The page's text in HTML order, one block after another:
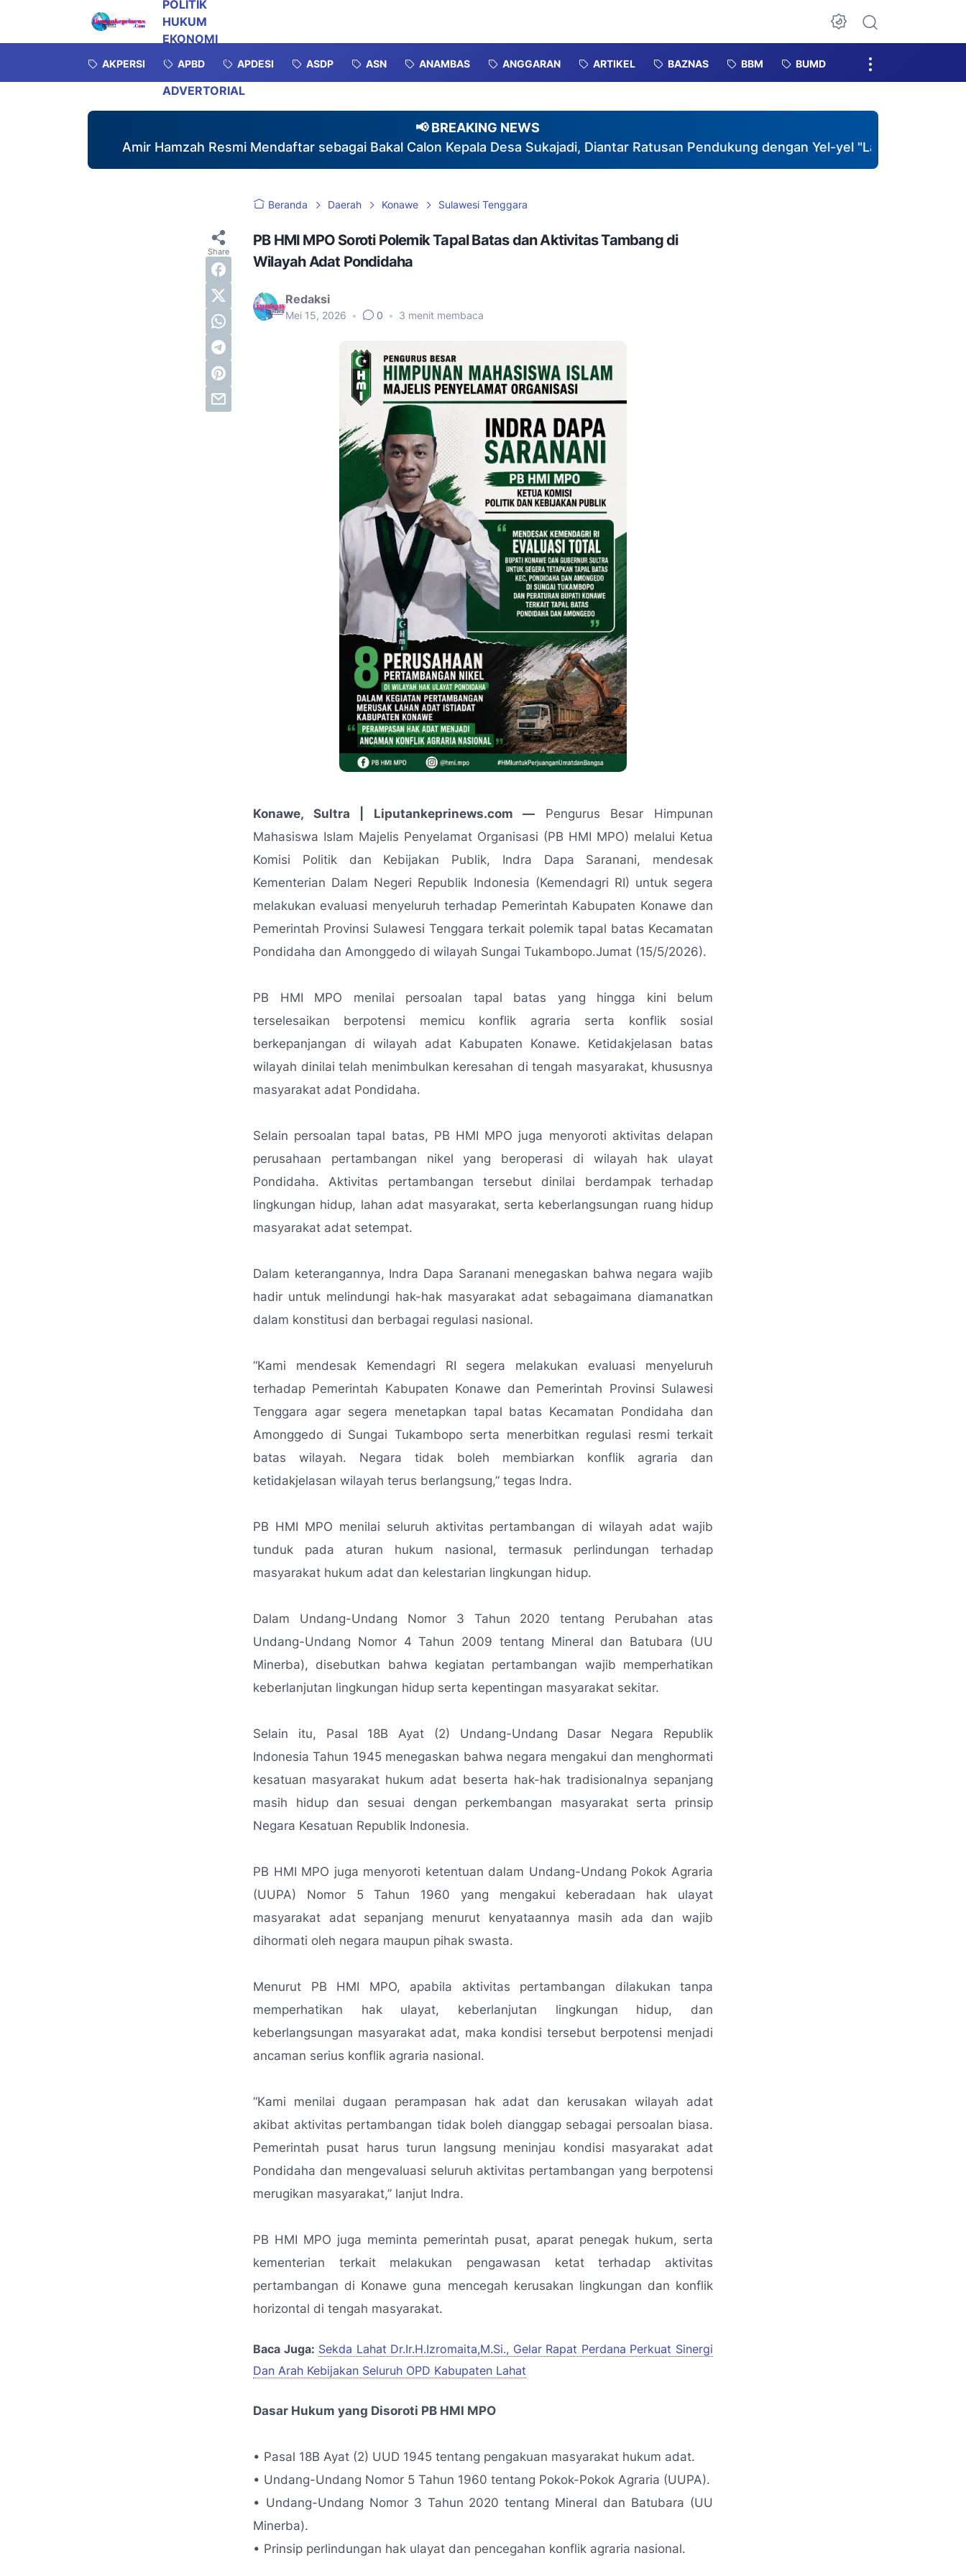
POLITIK
HUKUM
EKONOMI
INVESTIGASI
OPINI
ADVERTORIAL
Dark Mode
AKPERSI APBD APDESI ASDP ASN ANAMBAS ANGGARAN ARTIKEL BAZNAS BBM BUMD
📢 BREAKING NEWS
Amir Hamzah Resmi Mendaftar sebagai Bakal Calon Kepala Desa Sukajadi, Diantar Ratusan Pendukung dengan Yel-yel "Lanjutkan"
Beranda Daerah Konawe Sulawesi Tenggara
PB HMI MPO Soroti Polemik Tapal Batas dan Aktivitas Tambang di
Wilayah Adat Pondidaha
Redaksi
Mei 15, 2026 • 0 • 3 menit membaca
Konawe, Sultra | Liputankeprinews.com — Pengurus Besar Himpunan
Mahasiswa Islam Majelis Penyelamat Organisasi (PB HMI MPO) melalui Ketua
Komisi Politik dan Kebijakan Publik, Indra Dapa Saranani, mendesak
Kementerian Dalam Negeri Republik Indonesia (Kemendagri RI) untuk segera
melakukan evaluasi menyeluruh terhadap Pemerintah Kabupaten Konawe dan
Pemerintah Provinsi Sulawesi Tenggara terkait polemik tapal batas Kecamatan
Pondidaha dan Amonggedo di wilayah Sungai Tukambopo.Jumat (15/5/2026).
PB HMI MPO menilai persoalan tapal batas yang hingga kini belum
terselesaikan berpotensi memicu konflik agraria serta konflik sosial
berkepanjangan di wilayah adat Kabupaten Konawe. Ketidakjelasan batas
wilayah dinilai telah menimbulkan keresahan di tengah masyarakat, khususnya
masyarakat adat Pondidaha.
Selain persoalan tapal batas, PB HMI MPO juga menyoroti aktivitas delapan
perusahaan pertambangan nikel yang beroperasi di wilayah hak ulayat
Pondidaha. Aktivitas pertambangan tersebut dinilai berdampak terhadap
lingkungan hidup, lahan adat masyarakat, serta keberlangsungan ruang hidup
masyarakat adat setempat.
Dalam keterangannya, Indra Dapa Saranani menegaskan bahwa negara wajib
hadir untuk melindungi hak-hak masyarakat adat sebagaimana diamanatkan
dalam konstitusi dan berbagai regulasi nasional.
“Kami mendesak Kemendagri RI segera melakukan evaluasi menyeluruh
terhadap Pemerintah Kabupaten Konawe dan Pemerintah Provinsi Sulawesi
Tenggara agar segera menetapkan tapal batas Kecamatan Pondidaha dan
Amonggedo di Sungai Tukambopo serta menerbitkan regulasi resmi terkait
batas wilayah. Negara tidak boleh membiarkan konflik agraria dan
ketidakjelasan wilayah terus berlangsung,” tegas Indra.
PB HMI MPO menilai seluruh aktivitas pertambangan di wilayah adat wajib
tunduk pada aturan hukum nasional, termasuk perlindungan terhadap
masyarakat hukum adat dan kelestarian lingkungan hidup.
Dalam Undang-Undang Nomor 3 Tahun 2020 tentang Perubahan atas
Undang-Undang Nomor 4 Tahun 2009 tentang Mineral dan Batubara (UU
Minerba), disebutkan bahwa kegiatan pertambangan wajib memperhatikan
keberlanjutan lingkungan hidup serta kepentingan masyarakat sekitar.
Selain itu, Pasal 18B Ayat (2) Undang-Undang Dasar Negara Republik
Indonesia Tahun 1945 menegaskan bahwa negara mengakui dan menghormati
kesatuan masyarakat hukum adat beserta hak-hak tradisionalnya sepanjang
masih hidup dan sesuai dengan perkembangan masyarakat serta prinsip
Negara Kesatuan Republik Indonesia.
PB HMI MPO juga menyoroti ketentuan dalam Undang-Undang Pokok Agraria
(UUPA) Nomor 5 Tahun 1960 yang mengakui keberadaan hak ulayat
masyarakat adat sepanjang menurut kenyataannya masih ada dan wajib
dihormati oleh negara maupun pihak swasta.
Menurut PB HMI MPO, apabila aktivitas pertambangan dilakukan tanpa
memperhatikan hak ulayat, keberlanjutan lingkungan hidup, dan
keberlangsungan masyarakat adat, maka kondisi tersebut berpotensi menjadi
ancaman serius konflik agraria nasional.
“Kami menilai dugaan perampasan hak adat dan kerusakan wilayah adat
akibat aktivitas pertambangan tidak boleh dianggap sebagai persoalan biasa.
Pemerintah pusat harus turun langsung meninjau kondisi masyarakat adat
Pondidaha dan mengevaluasi seluruh aktivitas pertambangan yang berpotensi
merugikan masyarakat,” lanjut Indra.
PB HMI MPO juga meminta pemerintah pusat, aparat penegak hukum, serta
kementerian terkait melakukan pengawasan ketat terhadap aktivitas
pertambangan di Konawe guna mencegah kerusakan lingkungan dan konflik
horizontal di tengah masyarakat.
Baca Juga: Sekda Lahat Dr.Ir.H.Izromaita,M.Si., Gelar Rapat Perdana Perkuat Sinergi
Dan Arah Kebijakan Seluruh OPD Kabupaten Lahat
Dasar Hukum yang Disoroti PB HMI MPO
• Pasal 18B Ayat (2) UUD 1945 tentang pengakuan masyarakat hukum adat.
• Undang-Undang Nomor 5 Tahun 1960 tentang Pokok-Pokok Agraria (UUPA).
• Undang-Undang Nomor 3 Tahun 2020 tentang Mineral dan Batubara (UU
Minerba).
• Prinsip perlindungan hak ulayat dan pencegahan konflik agraria nasional.